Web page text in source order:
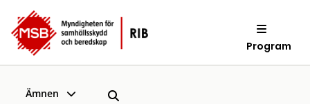
Program
Ämnen